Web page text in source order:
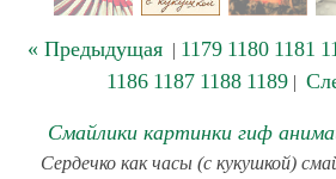
« Предыдущая| 1179 1180 1181
1186 1187 1188 1189|
Смайлики картинки гиф
Сердечко как часы (с кукушкой)